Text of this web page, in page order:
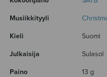
Musiikkityyli
Kieli Suomi
Julkaisija Sulasol
Paino 13 g